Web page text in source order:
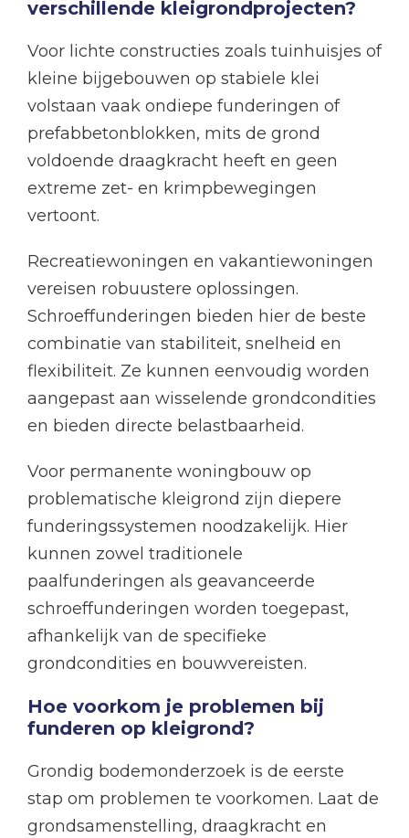
verschillende kleigrondprojecten?
Voor lichte constructies zoals tuinhuisjes of
kleine bijgebouwen op stabiele klei
volstaan vaak ondiepe funderingen of
prefabbetonblokken, mits de grond
voldoende draagkracht heeft en geen
extreme zet- en krimpbewegingen
vertoont.
Recreatiewoningen en vakantiewoningen
vereisen robuustere oplossingen.
Schroeffunderingen bieden hier de beste
combinatie van stabiliteit, snelheid en
flexibiliteit. Ze kunnen eenvoudig worden
aangepast aan wisselende grondcondities
en bieden directe belastbaarheid.
Voor permanente woningbouw op
problematische kleigrond zijn diepere
funderingssystemen noodzakelijk. Hier
kunnen zowel traditionele
paalfunderingen als geavanceerde
schroeffunderingen worden toegepast,
afhankelijk van de specifieke
grondcondities en bouwvereisten.
Hoe voorkom je problemen bij
funderen op kleigrond?
Grondig bodemonderzoek is de eerste
stap om problemen te voorkomen. Laat de
grondsamenstelling, draagkracht en